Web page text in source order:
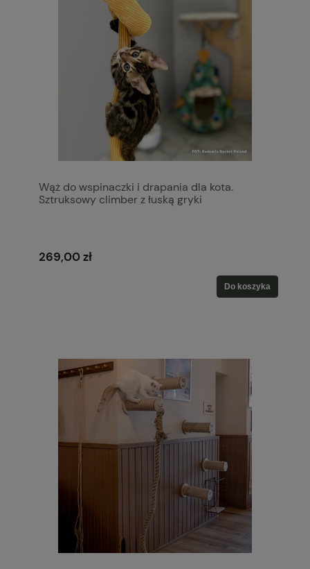
Wąż do wspinaczki i drapania dla kota.
Sztruksowy climber z łuską gryki
269,00 zł
Do koszyka